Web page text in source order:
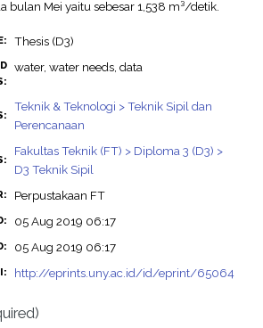
bulan Mei yaitu sebesar 1,538 m³/detik.
Thesis (D3)
water, water needs, data
Teknik & Teknologi > Teknik Sipil dan
Perencanaan
Fakultas Teknik (FT) > Diploma 3 (D3) >
D3 Teknik Sipil
Perpustakaan FT
05 Aug 2019 06:17
05 Aug 2019 06:17
http://eprints.uny.ac.id/id/eprint/65064